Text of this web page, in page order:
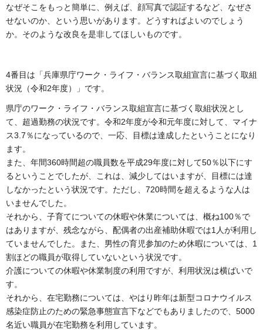
なぜそこをもっと簡単に、例えば、顔写真で認証するなど、なぜさ
せないのか、という思いがあります。どうすればよいのでしょう
か。そのような改良を是非してほしいものです。
4番目は「兵庫県庁ワーク・ライフ・バランス取組宣言に基づく取組
状況（令和2年度）」です。
県庁のワーク・ライフ・バランス取組宣言に基づく取組状況とし
て、超過勤務の状況です。令和2年度が令和元年度に対して、マイナ
ス3.7％になっているので、一応、目標は達成したということになり
ます。
また、年間360時間超の職員数を平成29年度に対して50％以下にす
るということでしたが、これは、減少してはいますが、目標には達
しなかったという状況です。ただし、720時間を超えるような人は
いませんでした。
それから、子育てについての休暇や休業については、概ね100％で
はありますが、残念ながら、配偶者の出産補助休暇では1人が利用し
ていませんでした。また、男性の育児参加のため休暇については、1
割ほどの職員が取得していないという状況です。
介護についての休暇や休業制度の利用ですが、利用状況は横ばいで
す。
それから、在宅勤務については、やはり昨年は新型コロナウイルス
感染症防止のための緊急事態宣言下などでもありましたので、5000
名近い職員が在宅勤務を利用しています。